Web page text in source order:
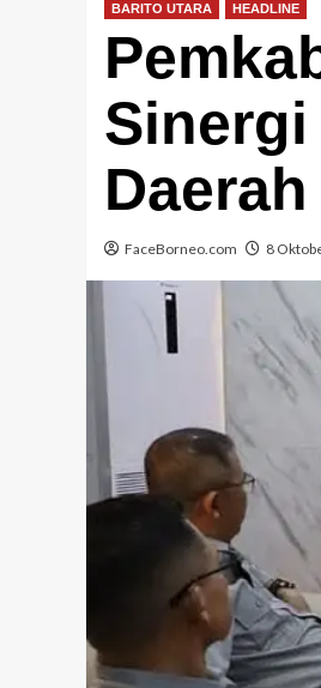
BARITO UTARA HEADLINE
Daerah
FaceBorneo.com 8